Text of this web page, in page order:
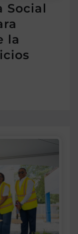
Social
la